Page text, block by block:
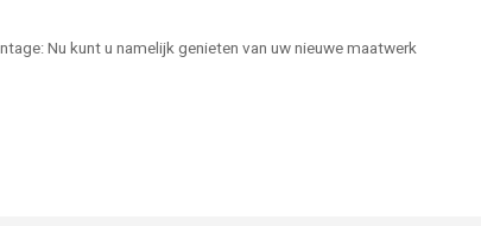
Nu kunt u namelijk genieten van uw nieuwe maatwerk